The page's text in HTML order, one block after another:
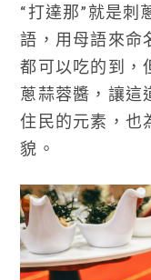
“打達那”就是刺
語，用母語來命
都可以吃的到，
蔥蒜蓉醬，讓這
住民的元素，也
貌。